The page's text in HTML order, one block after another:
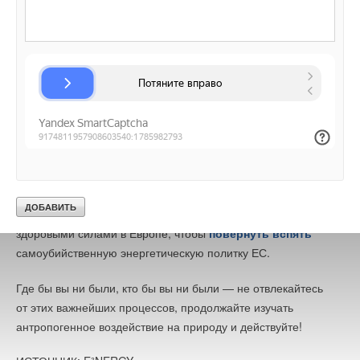
энергии и эффективней экономически, чем АЭС, и гораздо
быстрее могут быть введены в эксплуатацию.
Катастрофическое антропогенное воздействие на климат —
не халатность, не забывчивость, оно — и в этом трагедия! —
следствие сознательного выбора тех, кто готов пожертвовать
отказался корыстно защищать интересы метановых
и атомных лоббистов, должны объединиться со всеми
здоровыми силами в Европе, чтобыповернуть вспять
самоубийственную энергетическую политку ЕС.
Где бы вы ни были, кто бы вы ни были — не отвлекайтесь
от этих важнейших процессов, продолжайте изучать
антропогенное воздействие на природу и действуйте!